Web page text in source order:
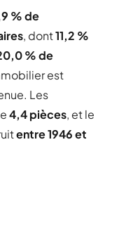
% de
, dont11,2 %
% de
est
Les
4,4 pièces, et le
entre 1946 et